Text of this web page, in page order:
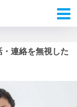
連絡を無視した